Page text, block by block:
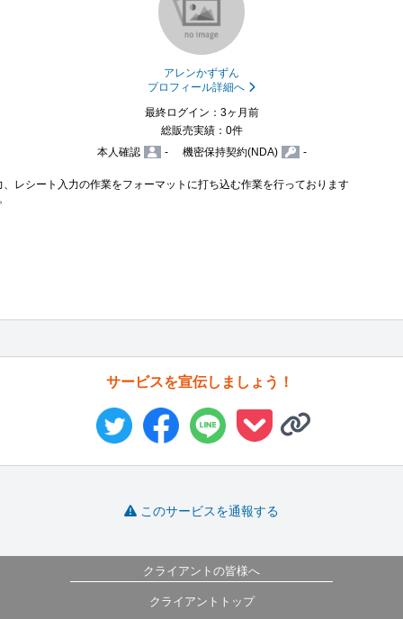
アレンかずずん
プロフィール詳細へ
最終ログイン：3ヶ月前
総販売実績：0件
本人確認
- 機密保持契約(NDA) -
レシート入力の作業をフォーマットに打ち込む作業を行っております
サービスを宣伝しましょう！
このサービスを通報する
クライアントの皆様へ
クライアントトップ